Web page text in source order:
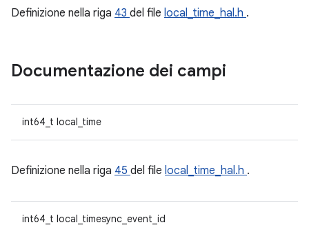
Definizione nella riga 43 del file local_time_hal.h .
Documentazione dei campi
int64_t local_time
Definizione nella riga 45 del file local_time_hal.h .
int64_t local_timesync_event_id